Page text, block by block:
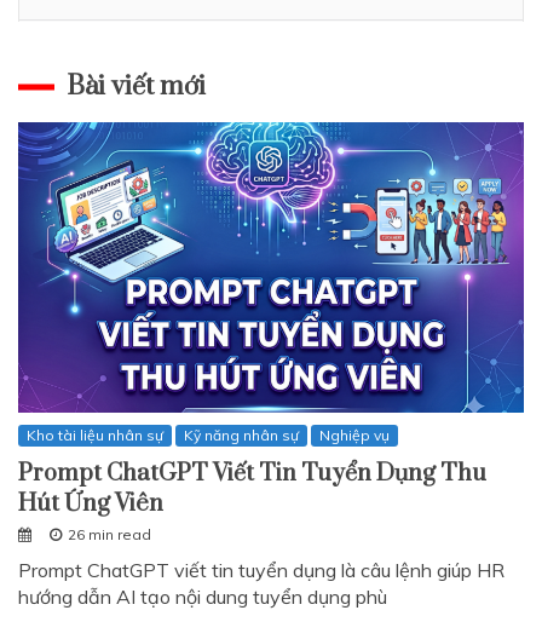
Bài viết mới
Kho tài liệu nhân sự Kỹ năng nhân sự Nghiệp vụ
Prompt ChatGPT Viết Tin Tuyển Dụng Thu
Hút Ứng Viên
26 min read
Prompt ChatGPT viết tin tuyển dụng là câu lệnh giúp HR
hướng dẫn AI tạo nội dung tuyển dụng phù